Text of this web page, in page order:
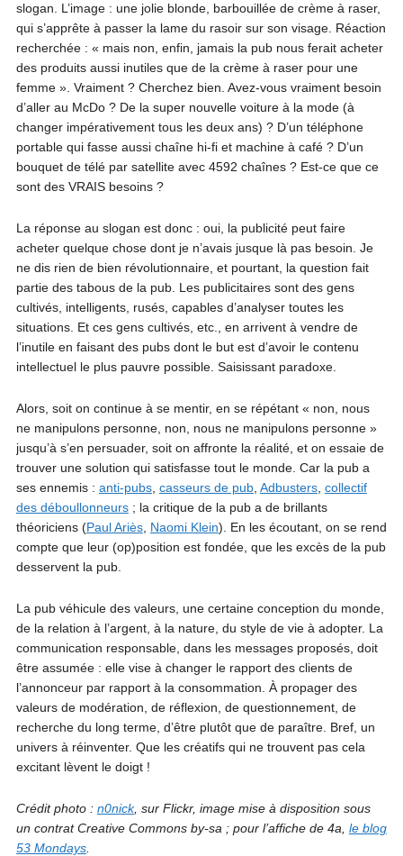
slogan. L’image : une jolie blonde, barbouillée de crème à raser,
qui s’apprête à passer la lame du rasoir sur son visage. Réaction
recherchée : « mais non, enfin, jamais la pub nous ferait acheter
des produits aussi inutiles que de la crème à raser pour une
femme ». Vraiment ? Cherchez bien. Avez-vous vraiment besoin
d’aller au McDo ? De la super nouvelle voiture à la mode (à
changer impérativement tous les deux ans) ? D’un téléphone
portable qui fasse aussi chaîne hi-fi et machine à café ? D’un
bouquet de télé par satellite avec 4592 chaînes ? Est-ce que ce
sont des VRAIS besoins ?
La réponse au slogan est donc : oui, la publicité peut faire
acheter quelque chose dont je n’avais jusque là pas besoin. Je
ne dis rien de bien révolutionnaire, et pourtant, la question fait
partie des tabous de la pub. Les publicitaires sont des gens
cultivés, intelligents, rusés, capables d’analyser toutes les
situations. Et ces gens cultivés, etc., en arrivent à vendre de
l’inutile en faisant des pubs dont le but est d’avoir le contenu
intellectuel le plus pauvre possible. Saisissant paradoxe.
Alors, soit on continue à se mentir, en se répétant « non, nous
ne manipulons personne, non, nous ne manipulons personne »
jusqu’à s’en persuader, soit on affronte la réalité, et on essaie de
trouver une solution qui satisfasse tout le monde. Car la pub a
ses ennemis : anti-pubs, casseurs de pub, Adbusters, collectif
des déboullonneurs; la critique de la pub a de brillants
théoriciens (Paul Ariès, Naomi Klein). En les écoutant, on se rend
compte que leur (op)position est fondée, que les excès de la pub
desservent la pub.
La pub véhicule des valeurs, une certaine conception du monde,
de la relation à l’argent, à la nature, du style de vie à adopter. La
communication responsable, dans les messages proposés, doit
être assumée : elle vise à changer le rapport des clients de
l’annonceur par rapport à la consommation. À propager des
valeurs de modération, de réflexion, de questionnement, de
recherche du long terme, d’être plutôt que de paraître. Bref, un
univers à réinventer. Que les créatifs qui ne trouvent pas cela
excitant lèvent le doigt !
Crédit photo : n0nick, sur Flickr, image mise à disposition sous
un contrat Creative Commons by-sa ; pour l’affiche de 4a, le blog
53 Mondays.